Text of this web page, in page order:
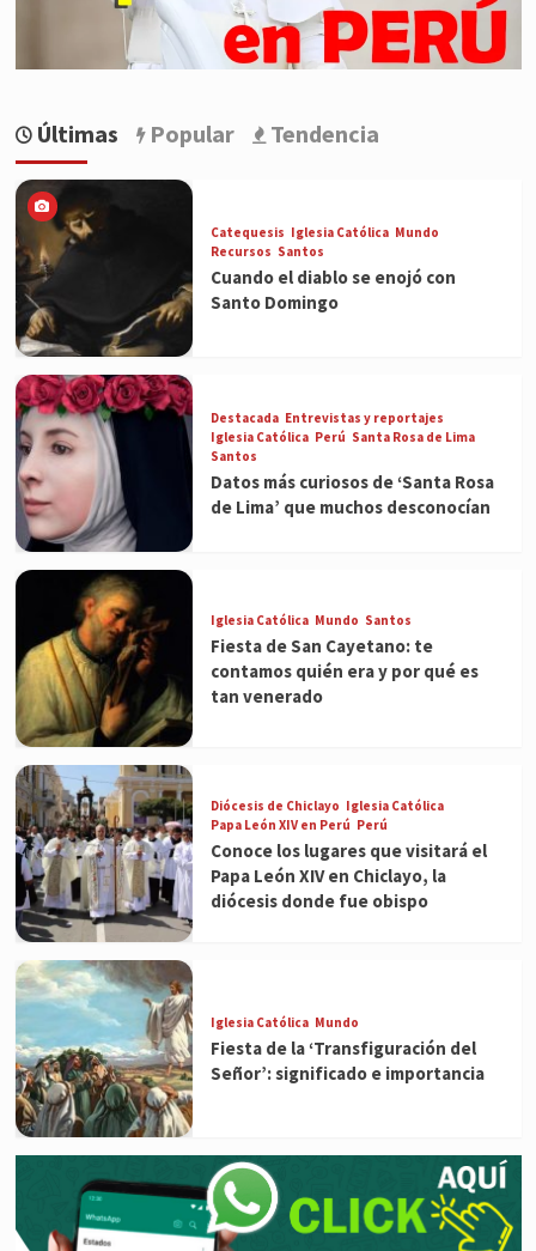
Últimas Popular Tendencia
Catequesis Iglesia Católica Mundo
Recursos Santos
Cuando el diablo se enojó con
Santo Domingo
Destacada Entrevistas y reportajes
Iglesia Católica Perú Santa Rosa de Lima
Santos
Datos más curiosos de ‘Santa Rosa
de Lima’ que muchos desconocían
Iglesia Católica Mundo Santos
Fiesta de San Cayetano: te
contamos quién era y por qué es
tan venerado
Diócesis de Chiclayo Iglesia Católica
Papa León XIV en Perú Perú
Conoce los lugares que visitará el
Papa León XIV en Chiclayo, la
diócesis donde fue obispo
Iglesia Católica Mundo
Fiesta de la ‘Transfiguración del
Señor’: significado e importancia